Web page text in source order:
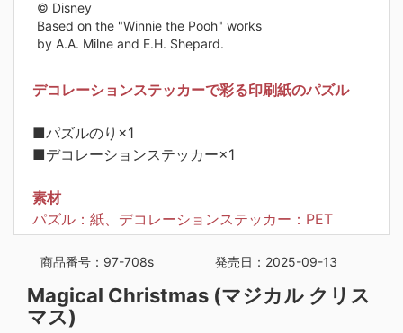
© Disney
Based on the "Winnie the Pooh" works
by A.A. Milne and E.H. Shepard.
デコレーションステッカーで彩る印刷紙のパズル
■パズルのり×1
■デコレーションステッカー×1
素材
パズル：紙、デコレーションステッカー：PET
商品番号：97-708s 発売日：2025-09-13
Magical Christmas (マジカル クリス
マス)